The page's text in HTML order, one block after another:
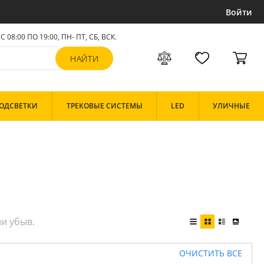
Войти
С 08:00 ПО 19:00, ПН- ПТ,СБ, ВСК.
ТРЕКОВЫЕ СИСТЕМЫ LED УЛИЧНЫЕ
ОЧИСТИТЬ ВСЕ